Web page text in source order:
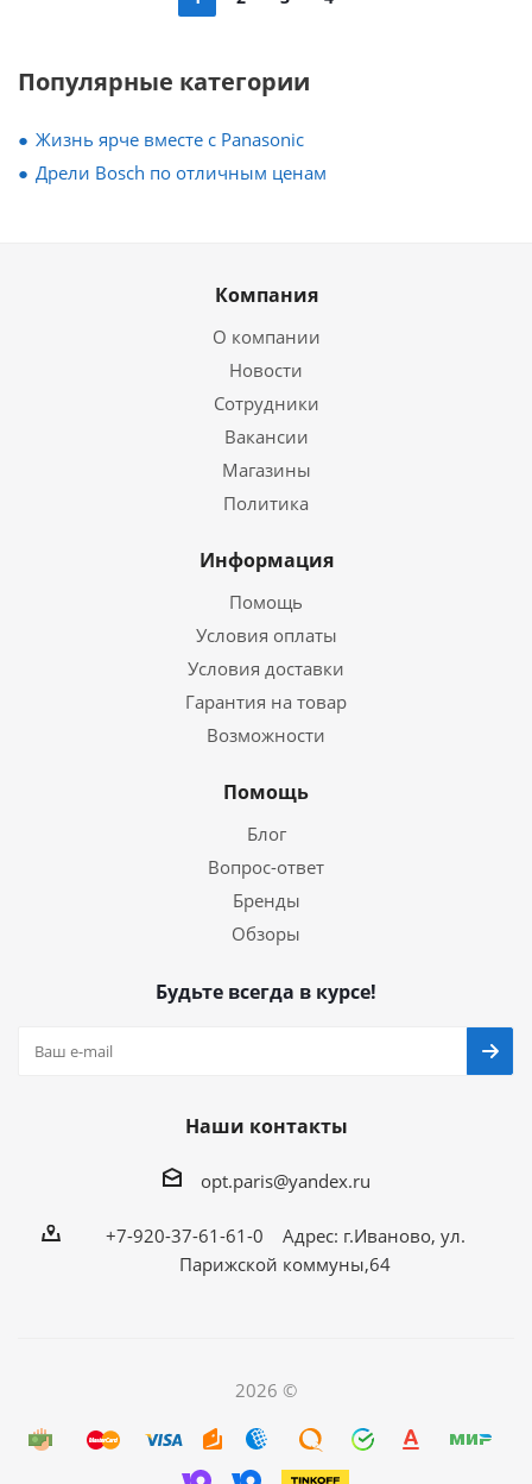
Популярные категории
Жизнь ярче вместе с Panasonic
Дрели Bosch по отличным ценам
Компания
О компании
Новости
Сотрудники
Вакансии
Магазины
Политика
Информация
Помощь
Условия оплаты
Условия доставки
Гарантия на товар
Возможности
Помощь
Блог
Вопрос-ответ
Бренды
Обзоры
Будьте всегда в курсе!
Наши контакты
opt.paris@yandex.ru
+7-920-37-61-61-0 Адрес: г.Иваново, ул.
Парижской коммуны,64
2026 ©